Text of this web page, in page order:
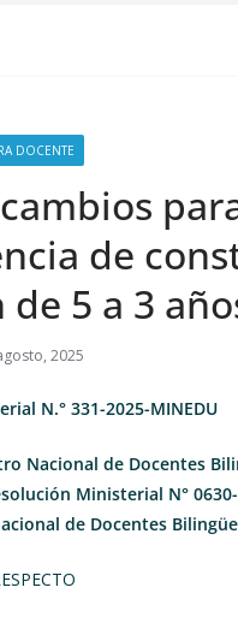
DOCENTE
de
5 a 3
2025
N.° 331-2025-MINEDU
Nacional de Docentes
Ministerial N° 0630-
de Docentes